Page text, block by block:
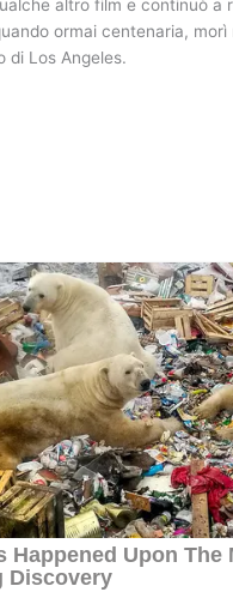
altro film e continuò a
ormai centenaria, morì
di Los Angeles.